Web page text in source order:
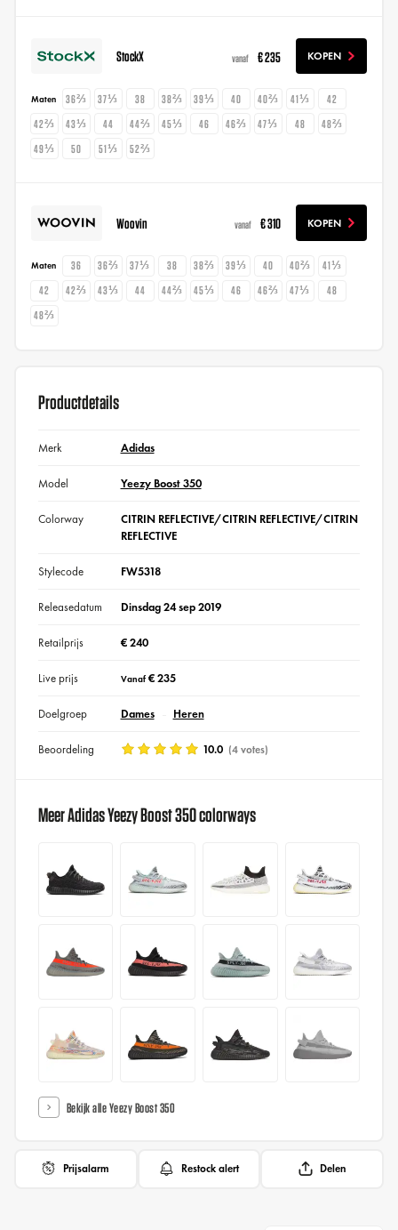
StockX vanaf € 235 KOPEN
Maten 36⅔ 37⅓ 38 38⅔ 39⅓ 40 40⅔ 41⅓
42
42⅔
43⅓ 44 44⅔ 45⅓ 46 46⅔ 47⅓ 48
48⅔
49⅓
50 51⅓ 52⅔
Woovin vanaf € 310 KOPEN
Maten 36 36⅔ 37⅓ 38 38⅔ 39⅓ 40 40⅔
41⅓
42
42⅔ 43⅓ 44 44⅔ 45⅓ 46 46⅔ 47⅓
48
48⅔
Productdetails
Merk Adidas
Model Yeezy Boost 350
Colorway
CITRIN REFLECTIVE/CITRIN REFLECTIVE/CITRIN
REFLECTIVE
Stylecode FW5318
Releasedatum Dinsdag 24 sep 2019
Retailprijs € 240
Live prijs Vanaf€ 235
Doelgroep Dames Heren
Beoordeling 10.0 (4 votes)
Meer Adidas Yeezy Boost 350 colorways
Bekijk alle Yeezy Boost 350
Prijsalarm Restock alert Delen